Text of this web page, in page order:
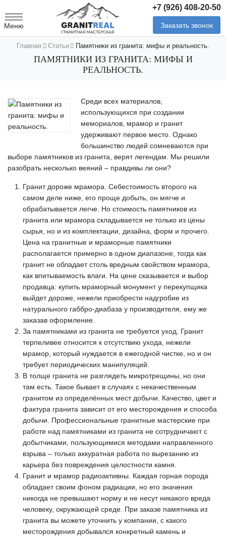
Меню
+7 (926) 408-20-50
Заказать звонок
Главная Статьи Памятники из гранита: мифы и реальность.
ПАМЯТНИКИ ИЗ ГРАНИТА: МИФЫ И
РЕАЛЬНОСТЬ.
Среди всех материалов,
использующихся при создании
мемориалов, мрамор и гранит
удерживают первое место. Однако
большинство людей сомневаются при
выборе памятников из гранита, верят легендам. Мы решили
разобрать несколько веяний – правдивы ли они?
Гранит дороже мрамора. Себестоимость второго на
самом деле ниже, его проще добыть, он мягче и
обрабатывается легче. Но стоимость памятников из
гранита или мрамора складывается не только из цены
сырья, но и из комплектации, дизайна, форм и прочего.
Цена на гранитные и мраморные памятники
располагается примерно в одном диапазоне, тогда как
гранит не обладает столь вредным свойством мрамора,
как впитываемость влаги. На цене сказывается и выбор
продавца: купить мраморный монумент у перекупщика
выйдет дороже, нежели приобрести надгробие из
натурального габбро-диабаза у производителя, ему же
заказав оформление.
За памятниками из гранита не требуется уход. Гранит
терпеливее относится к отсутствию ухода, нежели
мрамор, который нуждается в ежегодной чистке, но и он
требует периодических манипуляций.
В толще гранита не разглядеть микротрещины, но они
там есть. Такое бывает в случаях с некачественным
гранитом из определённых мест добычи. Качество, цвет и
фактура гранита зависит от его месторождения и способа
добычи. Профессиональные гранитные мастерские при
работе над памятниками из гранита не сотрудничают с
добытчиками, пользующимися методами направленного
взрыва – только аккуратная работа по вырезанию из
карьера без повреждения целостности камня.
Гранит и мрамор радиоактивны. Каждая горная порода
обладает своим фоном радиации, но его значения
никогда не превышают норму и не несут никакого вреда
человеку, окружающей среде. При заказе памятника из
гранита вы можете уточнить у компании, с какого
месторождения добывался конкретный камень и